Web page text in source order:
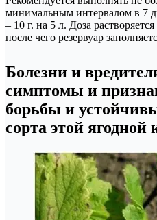
минимальным интервалом в 7
– 10 г. на 5 л. Доза
после чего резервуар
Болезни и
симптомы и
борьбы и
сорта этой ягодной